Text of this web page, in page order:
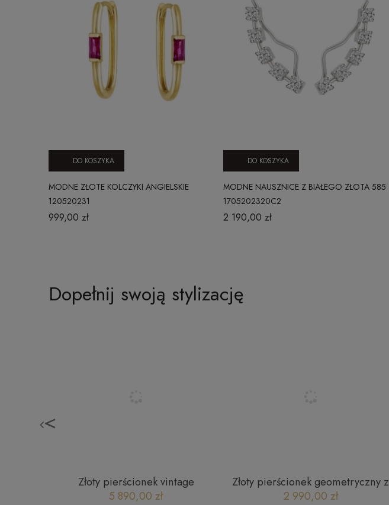
MODNE ZŁOTE KOLCZYKI ANGIELSKIE
120520231
999,00 zł
DO KOSZYKA
MODNE NAUSZNICE Z BIAŁEGO ZŁOTA 585
1705202320C2
2 190,00 zł
DO KOSZYKA
Dopełnij swoją stylizację
<
Złoty pierścionek vintage
JR13602CHY
5 890,00 zł
Złoty pierścionek geometryczny z
ciętym zakonczeniem
2 990,00 zł